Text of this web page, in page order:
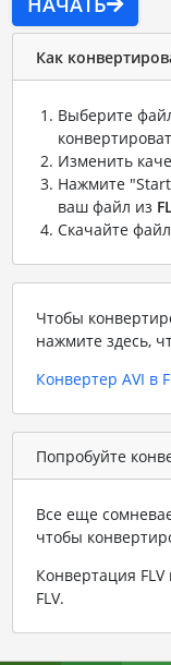
Как
Выберите
Изменить
Нажмите
ваш файл из
Скачайте файл
Чтобы
нажмите здесь,
Конвертер AVI в
Попробуйте
Все еще
чтобы
Конвертация
FLV.